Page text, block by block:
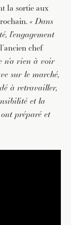
la sortie aux
« Dans
l’engagement
chef
n’a rien à voir
sur le marché,
à retravailler,
et la
préparé et